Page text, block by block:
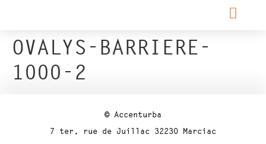
OVALYS-BARRIERE-
1000-2
© Accenturba
7 ter, rue de Juillac 32230 Marciac